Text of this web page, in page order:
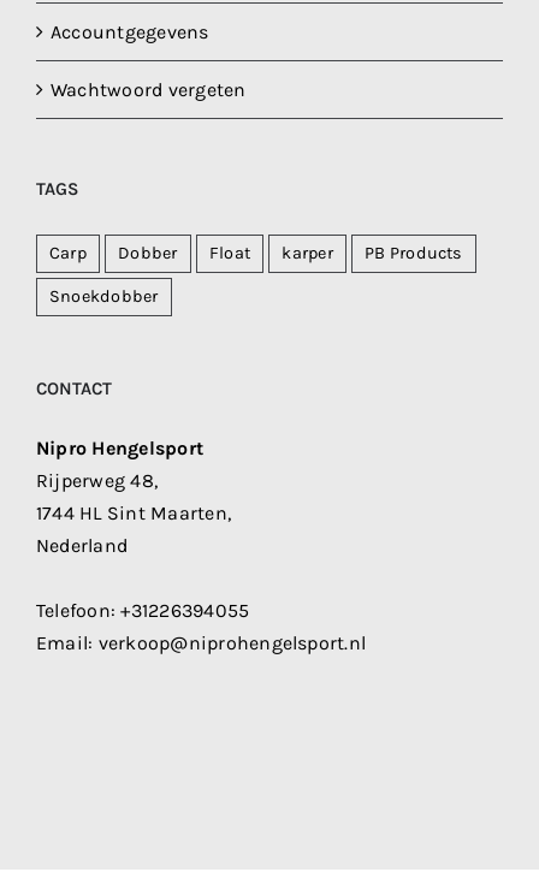
Accountgegevens
Wachtwoord vergeten
TAGS
Carp Dobber Float karper PB Products
Snoekdobber
CONTACT
Nipro Hengelsport
Rijperweg 48,
1744 HL Sint Maarten,
Nederland
Telefoon:+31226394055
Email: verkoop@niprohengelsport.nl